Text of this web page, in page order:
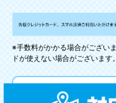
※手数料がかかる場合がござい
ドが使えない場合がございます。